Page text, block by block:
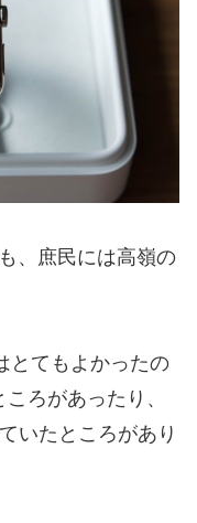
、庶民には高嶺の
とてもよかったの
ろがあったり、
いたところがあり